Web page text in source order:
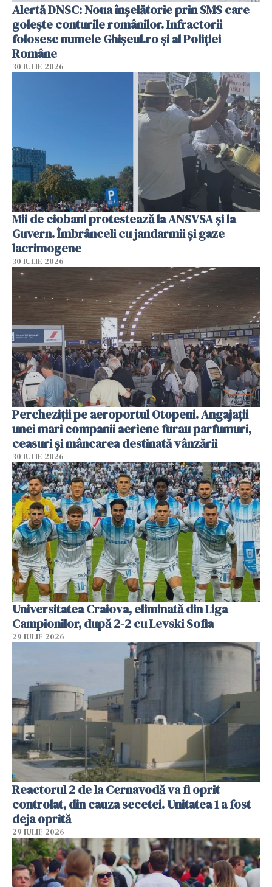
Alertă DNSC: Noua înșelătorie prin SMS care
golește conturile românilor. Infractorii
folosesc numele Ghișeul.ro și al Poliției
Române
30 IULIE 2026
Mii de ciobani protestează la ANSVSA și la
Guvern. Îmbrânceli cu jandarmii și gaze
lacrimogene
30 IULIE 2026
Percheziții pe aeroportul Otopeni. Angajații
unei mari companii aeriene furau parfumuri,
ceasuri și mâncarea destinată vânzării
30 IULIE 2026
Universitatea Craiova, eliminată din Liga
Campionilor, după 2-2 cu Levski Sofia
29 IULIE 2026
Reactorul 2 de la Cernavodă va fi oprit
controlat, din cauza secetei. Unitatea 1 a fost
deja oprită
29 IULIE 2026